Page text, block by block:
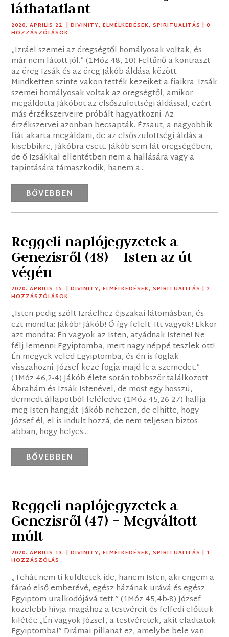
láthatatlant
2020. ÁPRILIS 22. |DIVINITY,ELMÉLKEDÉSEK,SPIRITUALITÁS | 0
HOZZÁSZÓLÁSOK
„Izráel szemei az öregségtől homályosak voltak, és
már nem látott jól.” (1Móz 48, 10) Feltűnő a kontraszt
az öreg Izsák és az öreg Jákób áldása között.
Mindketten szinte vakon tették kezeiket a fiaikra. Izsák
szemei homályosak voltak az öregségtől, amikor
megáldotta Jákóbot az elsőszülöttségi áldással, ezért
más érzékszerveire próbált hagyatkozni. Az
érzékszervei azonban becsapták. Ézsaut, a nagyobbik
fiát akarta megáldani, de az elsőszülöttségi áldás a
kisebbikre, Jákóbra esett. Jákób sem lát öregségében,
de ő Izsákkal ellentétben nem a hallására vagy a
tapintására támaszkodik, hanem a...
BŐVEBBEN
Reggeli naplójegyzetek a
Genezisről (48) – Isten az út
végén
2020. ÁPRILIS 15. |DIVINITY,ELMÉLKEDÉSEK,SPIRITUALITÁS | 2
HOZZÁSZÓLÁSOK
„Isten pedig szólt Izráelhez éjszakai látomásban, és
ezt mondta: Jákób! Jákób! Ő így felelt: Itt vagyok! Ekkor
azt mondta: Én vagyok az Isten, atyádnak Istene! Ne
félj lemenni Egyiptomba, mert nagy néppé teszlek ott!
Én megyek veled Egyiptomba, és én is foglak
visszahozni. József keze fogja majd le a szemedet.”
(1Móz 46,2-4) Jákób élete során többször találkozott
Ábrahám és Izsák Istenével, de most egy hosszú,
dermedt állapotból feléledve (1Móz 45,26-27) hallja
meg Isten hangját. Jákób nehezen, de elhitte, hogy
József él, el is indult hozzá, de nem teljesen biztos
abban, hogy helyes...
BŐVEBBEN
Reggeli naplójegyzetek a
Genezisről (47) – Megváltott
múlt
2020. ÁPRILIS 13. |DIVINITY,ELMÉLKEDÉSEK,SPIRITUALITÁS | 1
HOZZÁSZÓLÁS
„Tehát nem ti küldtetek ide, hanem Isten, aki engem a
fáraó első emberévé, egész házának urává és egész
Egyiptom uralkodójává tett.” (1Móz 45,4b-8) József
közelebb hívja magához a testvéreit és felfedi előttük
kilétét: „Én vagyok József, a testvéretek, akit eladtatok
Egyiptomba!” Drámai pillanat ez, amelybe bele van